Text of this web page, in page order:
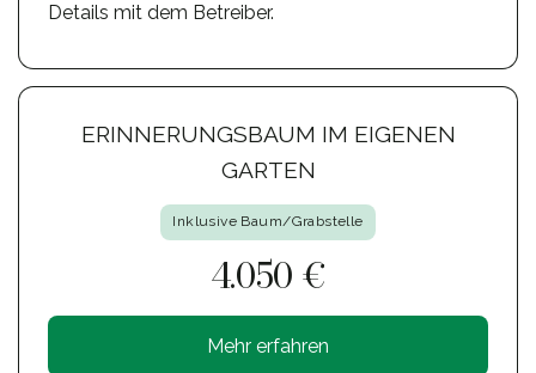
Details mit dem Betreiber.
ERINNERUNGSBAUM IM EIGENEN
GARTEN
Inklusive Baum/Grabstelle
4.050 €
Mehr erfahren